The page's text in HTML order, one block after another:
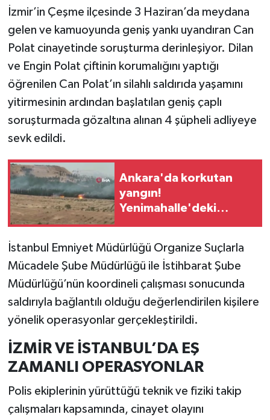
İzmir’in Çeşme ilçesinde 3 Haziran’da meydana
gelen ve kamuoyunda geniş yankı uyandıran Can
Polat cinayetinde soruşturma derinleşiyor. Dilan
ve Engin Polat çiftinin korumalığını yaptığı
öğrenilen Can Polat’ın silahlı saldırıda yaşamını
yitirmesinin ardından başlatılan geniş çaplı
soruşturmada gözaltına alınan 4 şüpheli adliyeye
sevk edildi.
Ankara'da korkutan
yangın!
Yenimahalle'deki
İstanbul Emniyet Müdürlüğü Organize Suçlarla
Mücadele Şube Müdürlüğü ile İstihbarat Şube
Müdürlüğü’nün koordineli çalışması sonucunda
saldırıyla bağlantılı olduğu değerlendirilen kişilere
yönelik operasyonlar gerçekleştirildi.
İZMİR VE İSTANBUL’DA EŞ
ZAMANLI OPERASYONLAR
Polis ekiplerinin yürüttüğü teknik ve fiziki takip
çalışmaları kapsamında, cinayet olayını